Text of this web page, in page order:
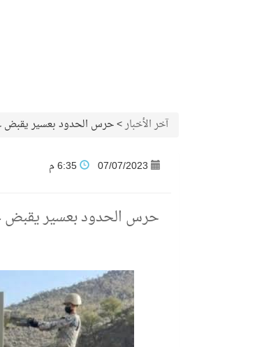
آخر الأخبار>حرس الحدود بعسير يقبض على مخالفين
07/07/2023